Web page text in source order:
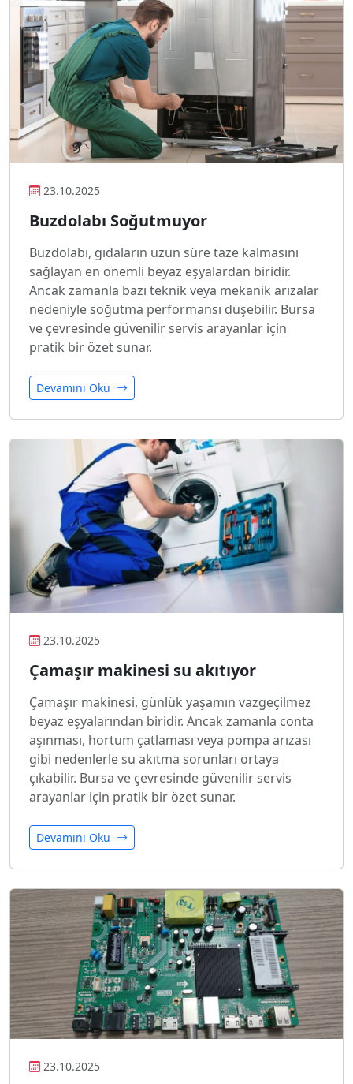
23.10.2025
Buzdolabı Soğutmuyor
Buzdolabı, gıdaların uzun süre taze kalmasını
sağlayan en önemli beyaz eşyalardan biridir.
Ancak zamanla bazı teknik veya mekanik arızalar
nedeniyle soğutma performansı düşebilir. Bursa
ve çevresinde güvenilir servis arayanlar için
pratik bir özet sunar.
Devamını Oku
23.10.2025
Çamaşır makinesi su akıtıyor
Çamaşır makinesi, günlük yaşamın vazgeçilmez
beyaz eşyalarından biridir. Ancak zamanla conta
aşınması, hortum çatlaması veya pompa arızası
gibi nedenlerle su akıtma sorunları ortaya
çıkabilir. Bursa ve çevresinde güvenilir servis
arayanlar için pratik bir özet sunar.
Devamını Oku
23.10.2025